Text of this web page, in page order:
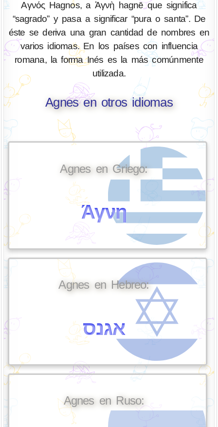
Αγνός Hagnos, a Ἁγνὴ hagnē que significa
“sagrado” y pasa a significar “pura o santa”. De
éste se deriva una gran cantidad de nombres en
varios idiomas. En los países con influencia
romana, la forma Inés es la más comúnmente
utilizada.
Agnes en otros idiomas
Agnes en Griego:
Άγνη
Agnes en Hebreo:
אגנס
Agnes en Ruso: